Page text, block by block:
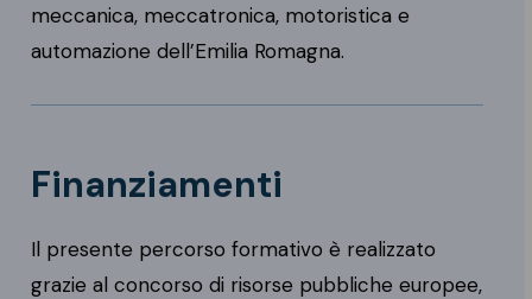
meccanica, meccatronica, motoristica e
automazione dell’Emilia Romagna.
Finanziamenti
Il presente percorso formativo è realizzato
grazie al concorso di risorse pubbliche europee,